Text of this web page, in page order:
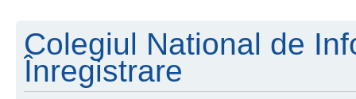
Colegiul National de
Înregistrare